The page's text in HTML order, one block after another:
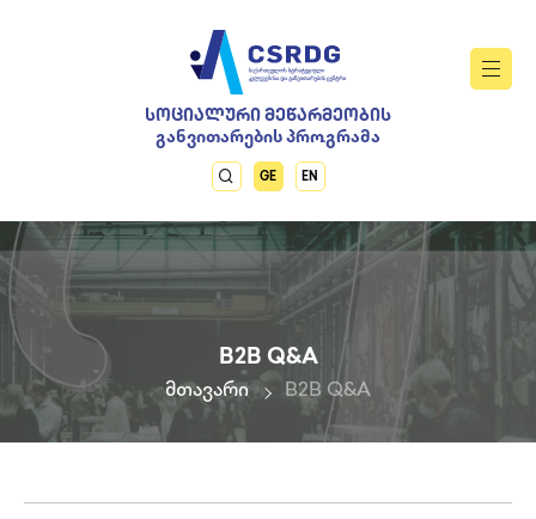
ᲡᲝᲪᲘᲐᲚᲣᲠᲘ ᲛᲔᲬᲐᲠᲛᲔᲝᲑᲘᲡ
განვითარების პროგრამა
GE EN
B2B Q&A
მთავარი B2B Q&A